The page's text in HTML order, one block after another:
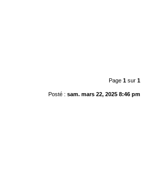
Page 1sur 1
Posté : sam. mars 22, 2025 8:46 pm